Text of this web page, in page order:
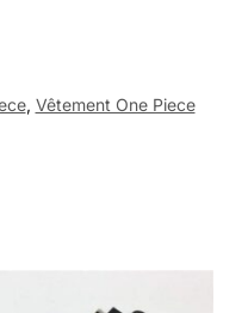
, Vêtement One Piece